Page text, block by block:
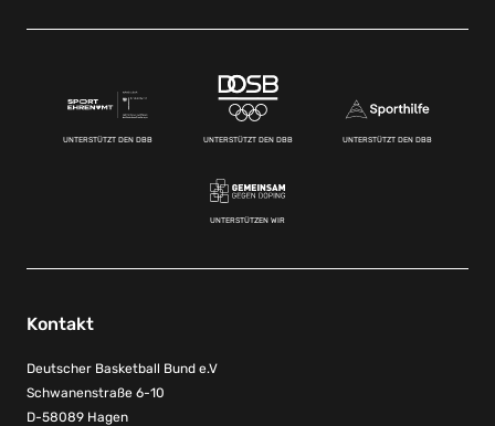
UNTERSTÜTZT DEN DBB UNTERSTÜTZT DEN DBB UNTERSTÜTZT DEN DBB
UNTERSTÜTZEN WIR
Kontakt
Deutscher Basketball Bund e.V
Schwanenstraße 6-10
D-58089 Hagen